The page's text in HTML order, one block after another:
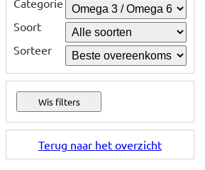
Categorie
Soort
Sorteer
Terug naar het overzicht